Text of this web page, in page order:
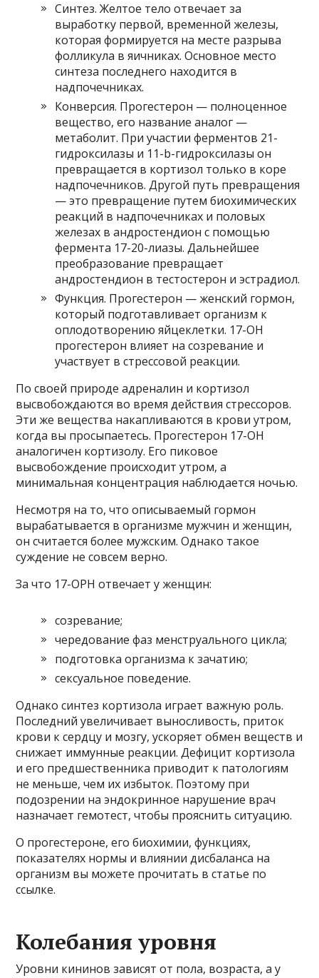
Синтез. Желтое тело отвечает за
выработку первой, временной железы,
которая формируется на месте разрыва
фолликула в яичниках. Основное место
синтеза последнего находится в
надпочечниках.
Конверсия. Прогестерон — полноценное
вещество, его название аналог —
метаболит. При участии ферментов 21-
гидроксилазы и 11-b-гидроксилазы он
превращается в кортизол только в коре
надпочечников. Другой путь превращения
— это превращение путем биохимических
реакций в надпочечниках и половых
железах в андростендион с помощью
фермента 17-20-лиазы. Дальнейшее
преобразование превращает
андростендион в тестостерон и эстрадиол.
Функция. Прогестерон — женский гормон,
который подготавливает организм к
оплодотворению яйцеклетки. 17-ОН
прогестерон влияет на созревание и
участвует в стрессовой реакции.
По своей природе адреналин и кортизол
высвобождаются во время действия стрессоров.
Эти же вещества накапливаются в крови утром,
когда вы просыпаетесь. Прогестерон 17-ОН
аналогичен кортизолу. Его пиковое
высвобождение происходит утром, а
минимальная концентрация наблюдается ночью.
Несмотря на то, что описываемый гормон
вырабатывается в организме мужчин и женщин,
он считается более мужским. Однако такое
суждение не совсем верно.
За что 17-OPH отвечает у женщин:
созревание;
чередование фаз менструального цикла;
подготовка организма к зачатию;
сексуальное поведение.
Однако синтез кортизола играет важную роль.
Последний увеличивает выносливость, приток
крови к сердцу и мозгу, ускоряет обмен веществ и
снижает иммунные реакции. Дефицит кортизола
и его предшественника приводит к патологиям
не меньше, чем их избыток. Поэтому при
подозрении на эндокринное нарушение врач
назначает гемотест, чтобы прояснить ситуацию.
О прогестероне, его биохимии, функциях,
показателях нормы и влиянии дисбаланса на
организм вы можете прочитать в статье по
ссылке.
Колебания уровня
Уровни кининов зависят от пола, возраста, а у